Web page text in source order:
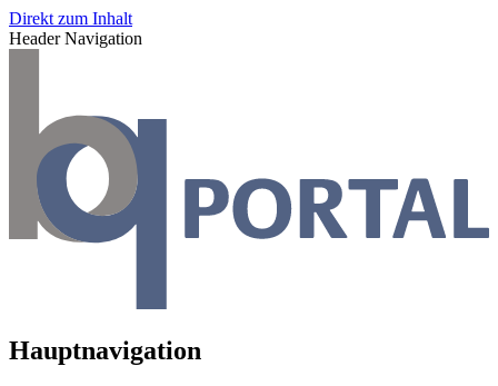
Direkt zum Inhalt
Header Navigation
Hauptnavigation